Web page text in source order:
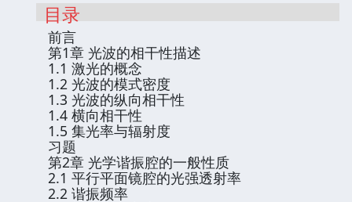
目录
前言
第1章 光波的相干性描述
1.1 激光的概念
1.2 光波的模式密度
1.3 光波的纵向相干性
1.4 横向相干性
1.5 集光率与辐射度
习题
第2章 光学谐振腔的一般性质
2.1 平行平面镜腔的光强透射率
2.2 谐振频率